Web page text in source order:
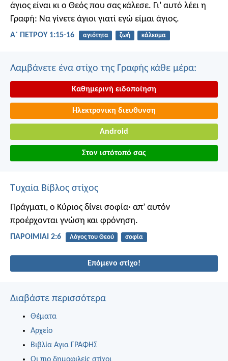
άγιος είναι κι ο Θεός που σας κάλεσε. Γι’ αυτό λέει η
Γραφή: Να γίνετε άγιοι γιατί εγώ είμαι άγιος.
Α΄ ΠΕΤΡΟΥ 1:15-16 αγιότητα ζωή κάλεσμα
Λαμβάνετε ένα στίχο της Γραφής κάθε μέρα:
Καθημερινή ειδοποίηση
Ηλεκτρονικη διευθυνση
Android
Στον ιστότοπό σας
Τυχαία Βίβλος στίχος
Πράγματι, ο Κύριος δίνει σοφία· απ’ αυτόν
προέρχονται γνώση και φρόνηση.
ΠΑΡΟΙΜΙΑΙ 2:6 Λόγος του Θεού σοφία
Επόμενο στίχο!
Διαβάστε περισσότερα
Θέματα
Αρχείο
Βιβλία Αγια ΓΡΑΦΗΣ